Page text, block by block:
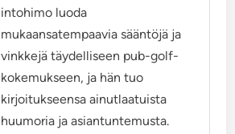
intohimo luoda
mukaansatempaavia sääntöjä ja
vinkkejä täydelliseen pub-golf-
kokemukseen, ja hän tuo
kirjoitukseensa ainutlaatuista
huumoria ja asiantuntemusta.